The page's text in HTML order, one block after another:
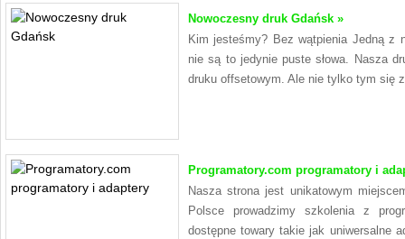
Nowoczesny druk Gdańsk »
Kim jesteśmy? Bez wątpienia Jedną z
nie są to jedynie puste słowa. Nasza
druku offsetowym. Ale nie tylko tym się
Programatory.com programatory i
Nasza strona jest unikatowym
Polsce prowadzimy szkolenia z
dostępne towary takie jak uniwersalne